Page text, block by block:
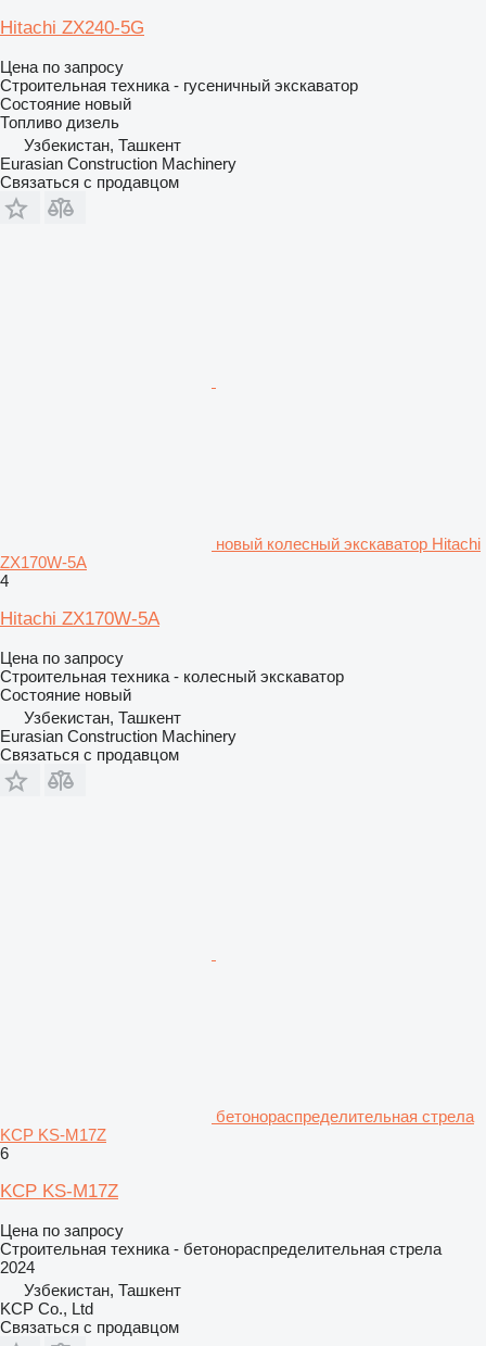
Hitachi ZX240-5G
Цена по запросу
Строительная техника - гусеничный экскаватор
Состояние новый
Топливо дизель
Узбекистан, Ташкент
Eurasian Construction Machinery
Связаться с продавцом
новый колесный экскаватор Hitachi
ZX170W-5A
4
Hitachi ZX170W-5A
Цена по запросу
Строительная техника - колесный экскаватор
Состояние новый
Узбекистан, Ташкент
Eurasian Construction Machinery
Связаться с продавцом
бетонораспределительная стрела
KCP KS-M17Z
6
KCP KS-M17Z
Цена по запросу
Строительная техника - бетонораспределительная стрела
2024
Узбекистан, Ташкент
KCP Co., Ltd
Связаться с продавцом